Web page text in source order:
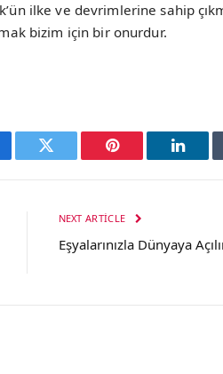
ilke ve devrimlerine sahip
bizim için bir onurdur.
Twitter Pinterest
NEXT ARTICLE
Eşyalarınızla Dünyaya